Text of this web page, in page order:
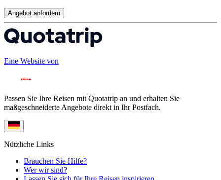
Angebot anfordern
Eine Website von
Passen Sie Ihre Reisen mit Quotatrip an und erhalten Sie
maßgeschneiderte Angebote direkt in Ihr Postfach.
Nützliche Links
Brauchen Sie Hilfe?
Wer wir sind?